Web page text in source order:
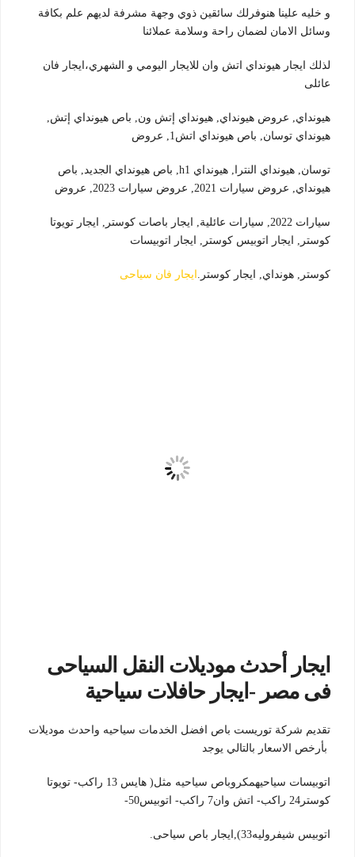
و خليه علينا هنوفرلك سائقين ذوي وجهة مشرفة لديهم علم بكافة
وسائل الامان لضمان راحة وسلامة عملائنا
لذلك ايجار هيونداي اتش وان للايجار اليومي و الشهري،ايجار فان
عائلى
هيونداي, عروض هيونداي, هيونداي إتش ون, باص هيونداي إتش,
هيونداي توسان, باص هيونداي اتش1, عروض
توسان, هيونداي النترا, هيونداي h1, باص هيونداي الجديد, باص
هيونداي, عروض سيارات 2021, عروض سيارات 2023, عروض
سيارات 2022, سيارات عائلية, ايجار باصات كوستر, ايجار تويوتا
كوستر, ايجار اتوبيس كوستر, ايجار اتوبيسات
كوستر, هونداي, ايجار كوستر. ايجار فان سياحى
ايجار أحدث موديلات النقل السياحى
فى مصر -ايجار حافلات سياحية
تقديم شركة توريست باص افضل الخدمات سياحيه واحدث موديلات
بأرخص الاسعار بالتالي يوجد
اتوبيسات سياحيهمكروباص سياحيه مثل( هايس 13 راكب- تويوتا
كوستر24 راكب- اتش وان7 راكب- اتوبيس50-
اتوبيس شيفروليه33),ايجار باص سياحى.